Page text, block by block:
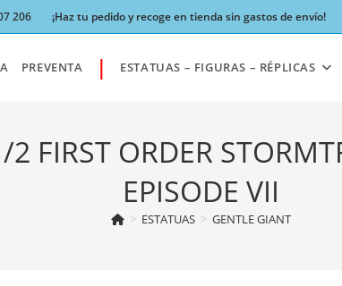
206 ¡Haz tu pedido y recoge en tienda sin gastos de envío!
PREVENTA | ESTATUAS – FIGURAS – RÉPLICAS
FIRST ORDER
EPISODE VII
> ESTATUAS > GENTLE GIANT